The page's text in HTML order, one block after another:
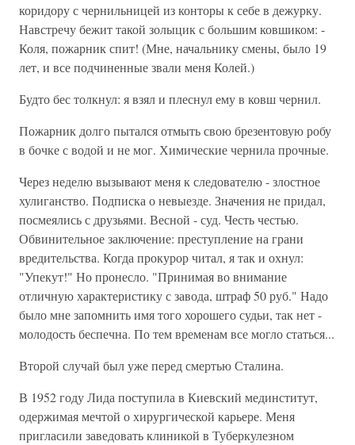
коридору с чернильницей из конторы к себе в дежурку.
Навстречу бежит такой золыцик с большим ковшиком: -
Коля, пожарник спит! (Мне, начальнику смены, было 19
лет, и все подчиненные звали меня Колей.)
Будто бес толкнул: я взял и плеснул ему в ковш чернил.
Пожарник долго пытался отмыть свою брезентовую робу
в бочке с водой и не мог. Химические чернила прочные.
Через неделю вызывают меня к следователю - злостное
хулиганство. Подписка о невыезде. Значения не придал,
посмеялись с друзьями. Весной - суд. Честь честью.
Обвинительное заключение: преступление на грани
вредительства. Когда прокурор читал, я так и охнул:
"Упекут!" Но пронесло. "Принимая во внимание
отличную характеристику с завода, штраф 50 руб." Надо
было мне запомнить имя того хорошего судьи, так нет -
молодость беспечна. По тем временам все могло статься...
Второй случай был уже перед смертью Сталина.
В 1952 году Лида поступила в Киевский мединститут,
одержимая мечтой о хирургической карьере. Меня
пригласили заведовать клиникой в Туберкулезном